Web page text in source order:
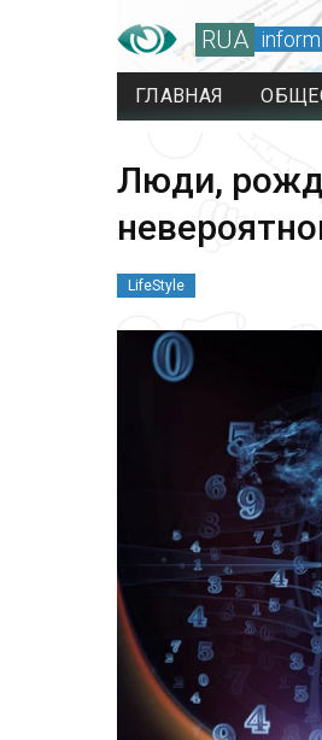
RUA inform
ГЛАВНАЯ
Люди,
LifeStyle